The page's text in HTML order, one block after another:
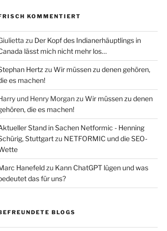
KOMMENTIERT
zu Der Kopf des Indianerhäuptlings in
lässt mich nicht mehr los…
Hertz zu Wir müssen zu denen gehören,
es machen!
und Henry Morganzu Wir müssen zu denen
die es machen!
Stand in Sachen Netformic - Henning
Stuttgartzu NETFORMIC und die SEO-
Hanefeldzu Kann ChatGPT lügen und was
das für uns?
BLOGS